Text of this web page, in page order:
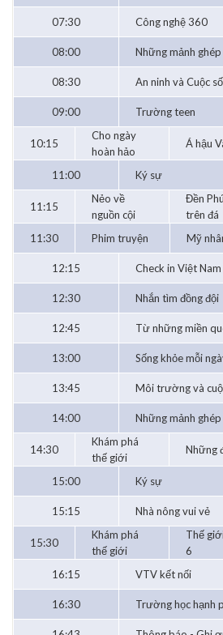
07:30 Công nghệ 360
08:00 Những mảnh ghép
08:30 An ninh và Cuộc
09:00 Trường teen
10:15
Cho ngày
hoàn hảo
Á hậu
11:00 Ký sự
11:15
Nẻo về
nguồn cội
Đền
trên đá
11:30
Phim truyện Mỹ
12:15 Check in Việt Nam
12:30 Nhắn tìm đồng đội
12:45 Từ những miền
13:00 Sống khỏe mỗi
13:45 Môi trường và
14:00 Những mảnh ghép
14:30
Khám phá
thế giới
Những
15:00 Ký sự
15:15 Nhà nông vui vẻ
15:30
Khám phá
thế giới
Thế
6
16:15
VTV kết nối
16:30 Trường học hạnh